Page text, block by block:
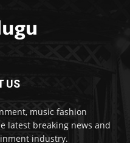
US
music fashion
latest breaking news and
industry.